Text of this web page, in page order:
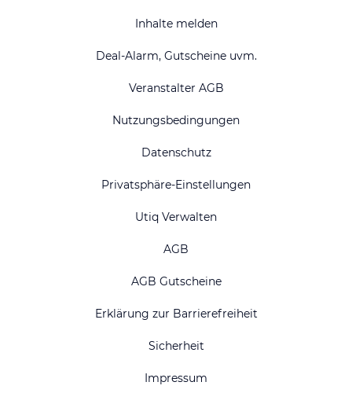
Inhalte melden
Deal-Alarm, Gutscheine uvm.
Veranstalter AGB
Nutzungsbedingungen
Datenschutz
Privatsphäre-Einstellungen
Utiq Verwalten
AGB
AGB Gutscheine
Erklärung zur Barrierefreiheit
Sicherheit
Impressum